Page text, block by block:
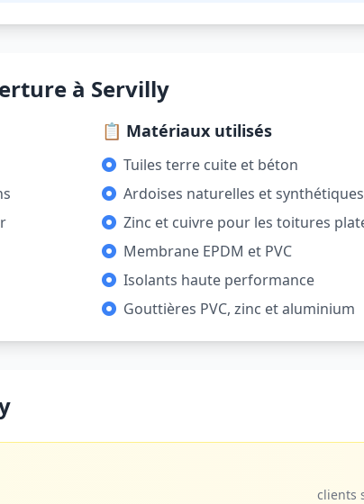
à Servilly
📋 Matériaux utilisés
Tuiles terre cuite et béton
Ardoises naturelles et synthétiques
Zinc et cuivre pour les toitures
Membrane EPDM et PVC
Isolants haute performance
Gouttières PVC, zinc et aluminium
clients